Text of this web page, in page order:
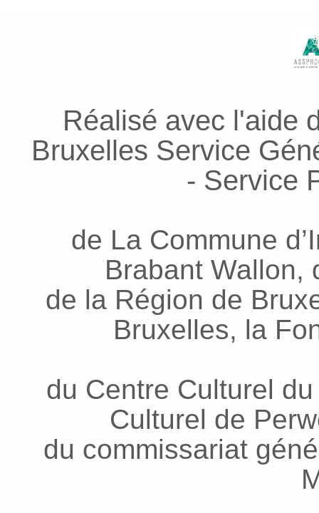
Réalisé avec l'aide
Bruxelles Service
- Service
de La Commune
Brabant Wallon,
de la Région de
Bruxelles, la
du Centre Culturel
Culturel de
du commissariat